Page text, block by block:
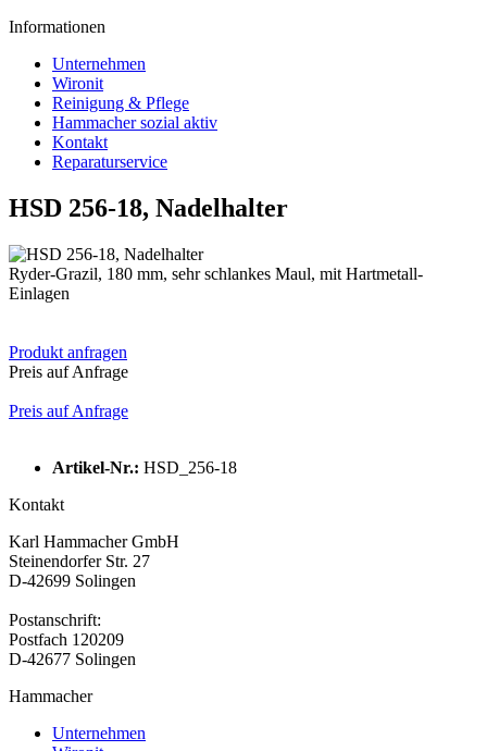
Informationen
Unternehmen
Wironit
Reinigung & Pflege
Hammacher sozial aktiv
Kontakt
Reparaturservice
HSD 256-18, Nadelhalter
Ryder-Grazil, 180 mm, sehr schlankes Maul, mit Hartmetall-
Einlagen
Produkt anfragen
Preis auf Anfrage
Preis auf Anfrage
Artikel-Nr.: HSD_256-18
Kontakt
Karl Hammacher GmbH
Steinendorfer Str. 27
D-42699 Solingen
Postanschrift:
Postfach 120209
D-42677 Solingen
Hammacher
Unternehmen